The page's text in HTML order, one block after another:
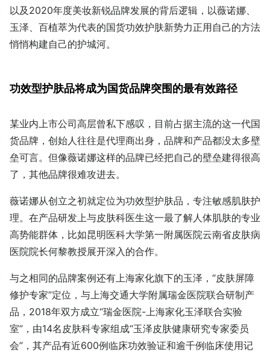
以及2020年度美妆新锐品牌发展的背后逻辑，以薇诺娜、
玉泽、百植萃为代表的国货功效护肤新势力正用自己的方法
悄悄构建自己的护城河。
功效型护肤品将成为国货品牌突围的最有效路径
某业内上市公司高层曾私下感叹，目前占据主流的这一代国
货品牌，创始人往往是代理商出身，品牌和产品都没太多壁
垒可言。但像薇诺娜这样的品牌已经把自己的壁垒建得很高
了，其他品牌很难攻进去。
薇诺娜从创立之初就定位为功效型护肤品，专注敏感肌肤护
理。在产品研发上与皮肤科医生这一最了解人体肌肤的专业
高势能群体，比如昆明医科大学第一附属医院云南省皮肤病
医院院长何黎教授展开深入的合作。
与之相同的品牌案例还有上海家化旗下的玉泽，“皮肤屏障
修护专家”定位，与上海交通大学附属瑞金医院联合研制产
品，2018年双方成立“瑞金医院-上海家化玉泽联合实验
室”，由14名皮肤科专家组成“玉泽皮肤健康研究专家委员
会”，其产品有近600例临床功效验证和逾千例临床使用记